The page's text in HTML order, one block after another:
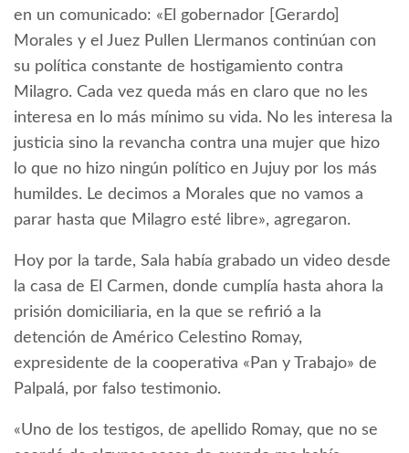
en un comunicado: «El gobernador [Gerardo]
Morales y el Juez Pullen Llermanos continúan con
su política constante de hostigamiento contra
Milagro. Cada vez queda más en claro que no les
interesa en lo más mínimo su vida. No les interesa la
justicia sino la revancha contra una mujer que hizo
lo que no hizo ningún político en Jujuy por los más
humildes. Le decimos a Morales que no vamos a
parar hasta que Milagro esté libre», agregaron.
Hoy por la tarde, Sala había grabado un video desde
la casa de El Carmen, donde cumplía hasta ahora la
prisión domiciliaria, en la que se refirió a la
detención de Américo Celestino Romay,
expresidente de la cooperativa «Pan y Trabajo» de
Palpalá, por falso testimonio.
«Uno de los testigos, de apellido Romay, que no se